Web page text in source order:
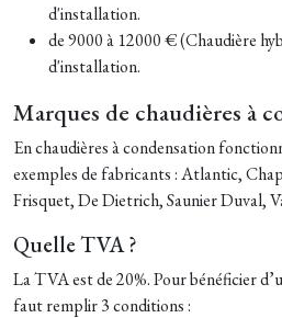
d'installation.
de 9000 à 12000 € (Chaudière
d'installation.
Marques de chaudières à
En chaudières à condensation
exemples de fabricants : Atlantic,
Frisquet, De Dietrich, Saunier Duval,
Quelle TVA ?
La TVA est de 20%. Pour bénéficier
faut remplir 3 conditions :